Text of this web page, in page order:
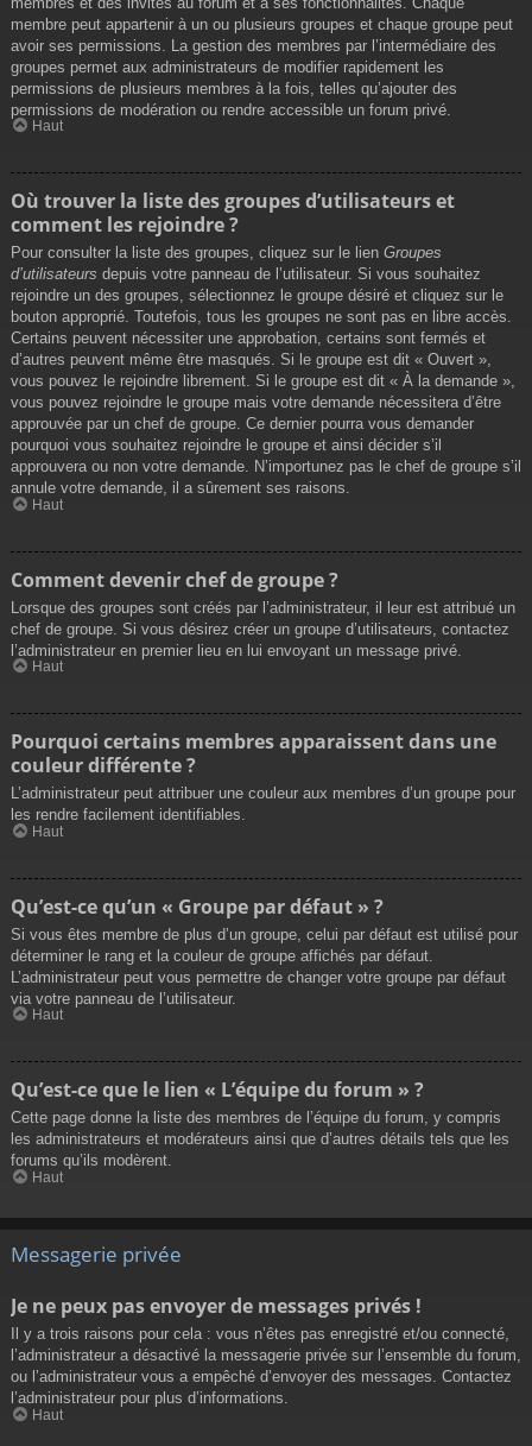
membre peut appartenir à un ou plusieurs groupes et chaque groupe peut
avoir ses permissions. La gestion des membres par l’intermédiaire des
groupes permet aux administrateurs de modifier rapidement les
permissions de plusieurs membres à la fois, telles qu’ajouter des
permissions de modération ou rendre accessible un forum privé.
Haut
Où trouver la liste des groupes d’utilisateurs et
comment les rejoindre ?
Pour consulter la liste des groupes, cliquez sur le lien Groupes
d’utilisateurs depuis votre panneau de l’utilisateur. Si vous souhaitez
rejoindre un des groupes, sélectionnez le groupe désiré et cliquez sur le
bouton approprié. Toutefois, tous les groupes ne sont pas en libre accès.
Certains peuvent nécessiter une approbation, certains sont fermés et
d’autres peuvent même être masqués. Si le groupe est dit « Ouvert »,
vous pouvez le rejoindre librement. Si le groupe est dit « À la demande »,
vous pouvez rejoindre le groupe mais votre demande nécessitera d’être
approuvée par un chef de groupe. Ce dernier pourra vous demander
pourquoi vous souhaitez rejoindre le groupe et ainsi décider s’il
approuvera ou non votre demande. N’importunez pas le chef de groupe s’il
annule votre demande, il a sûrement ses raisons.
Haut
Comment devenir chef de groupe ?
Lorsque des groupes sont créés par l’administrateur, il leur est attribué un
chef de groupe. Si vous désirez créer un groupe d’utilisateurs, contactez
l’administrateur en premier lieu en lui envoyant un message privé.
Haut
Pourquoi certains membres apparaissent dans une
couleur différente ?
L’administrateur peut attribuer une couleur aux membres d’un groupe pour
les rendre facilement identifiables.
Haut
Qu’est-ce qu’un « Groupe par défaut » ?
Si vous êtes membre de plus d’un groupe, celui par défaut est utilisé pour
déterminer le rang et la couleur de groupe affichés par défaut.
L’administrateur peut vous permettre de changer votre groupe par défaut
via votre panneau de l’utilisateur.
Haut
Qu’est-ce que le lien « L’équipe du forum » ?
Cette page donne la liste des membres de l’équipe du forum, y compris
les administrateurs et modérateurs ainsi que d’autres détails tels que les
forums qu’ils modèrent.
Haut
Messagerie privée
Je ne peux pas envoyer de messages privés !
Il y a trois raisons pour cela : vous n’êtes pas enregistré et/ou connecté,
l’administrateur a désactivé la messagerie privée sur l’ensemble du forum,
ou l’administrateur vous a empêché d’envoyer des messages. Contactez
l’administrateur pour plus d’informations.
Haut